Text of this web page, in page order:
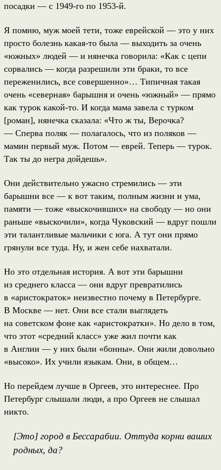
посадки — с 1949-го по 1953-й.
Я помню, муж моей тети, тоже еврейской — это у них
просто болезнь какая-то была — выходить за очень
«южных» людей — и нянечка говорила: «Как с цепи
сорвались — когда разрешили эти браки, то все
переженились, все совершенно»… Типичная такая
очень «северная» барышня и очень «южный» — прямо
как турок какой-то. И когда мама завела с турком
[роман], нянечка сказала: «Что ж ты, Верочка?
— Сперва поляк — полагалось, что из поляков —
мамин первый муж. Потом — еврей. Теперь — турок.
Так ты до негра дойдешь».
Они действительно ужасно стремились — эти
барышни все — к вот таким, полным жизни и ума,
памяти — тоже «выскочивших» на свободу — но они
раньше «выскочили», когда Чуковский — вдруг пошли
эти талантливые мальчики с юга. А тут они прямо
грянули все туда. Ну, и жен себе нахватали.
Но это отдельная история. А вот эти барышни
из среднего класса — они вдруг превратились
в «аристократок» неизвестно почему в Петербурге.
В Москве — нет. Они все стали выглядеть
на советском фоне как «аристократки». Но дело в том,
что этот «средний класс» уже жил почти как
в Англии — у них были «бонны». Они жили довольно
«высоко». Их учили языкам. Они, в общем…
Но перейдем лучше в Оргеев, это интереснее. Про
Петербург слышали люди, а про Оргеев не слышал
никто.
[Это] город в Бессарабии. Оттуда корни ваших
родных, да?